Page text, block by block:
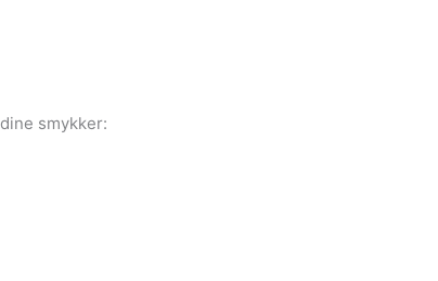
smykker: